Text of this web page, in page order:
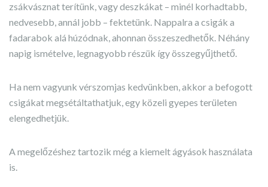
zsákvásznat terítünk, vagy deszkákat – minél korhadtabb,
nedvesebb, annál jobb – fektetünk. Nappalra a csigák a
fadarabok alá húzódnak, ahonnan összeszedhetők. Néhány
napig ismételve, legnagyobb részük így összegyűjthető.
Ha nem vagyunk vérszomjas kedvünkben, akkor a befogott
csigákat megsétáltathatjuk, egy közeli gyepes területen
elengedhetjük.
A megelőzéshez tartozik még a kiemelt ágyások használata
is.